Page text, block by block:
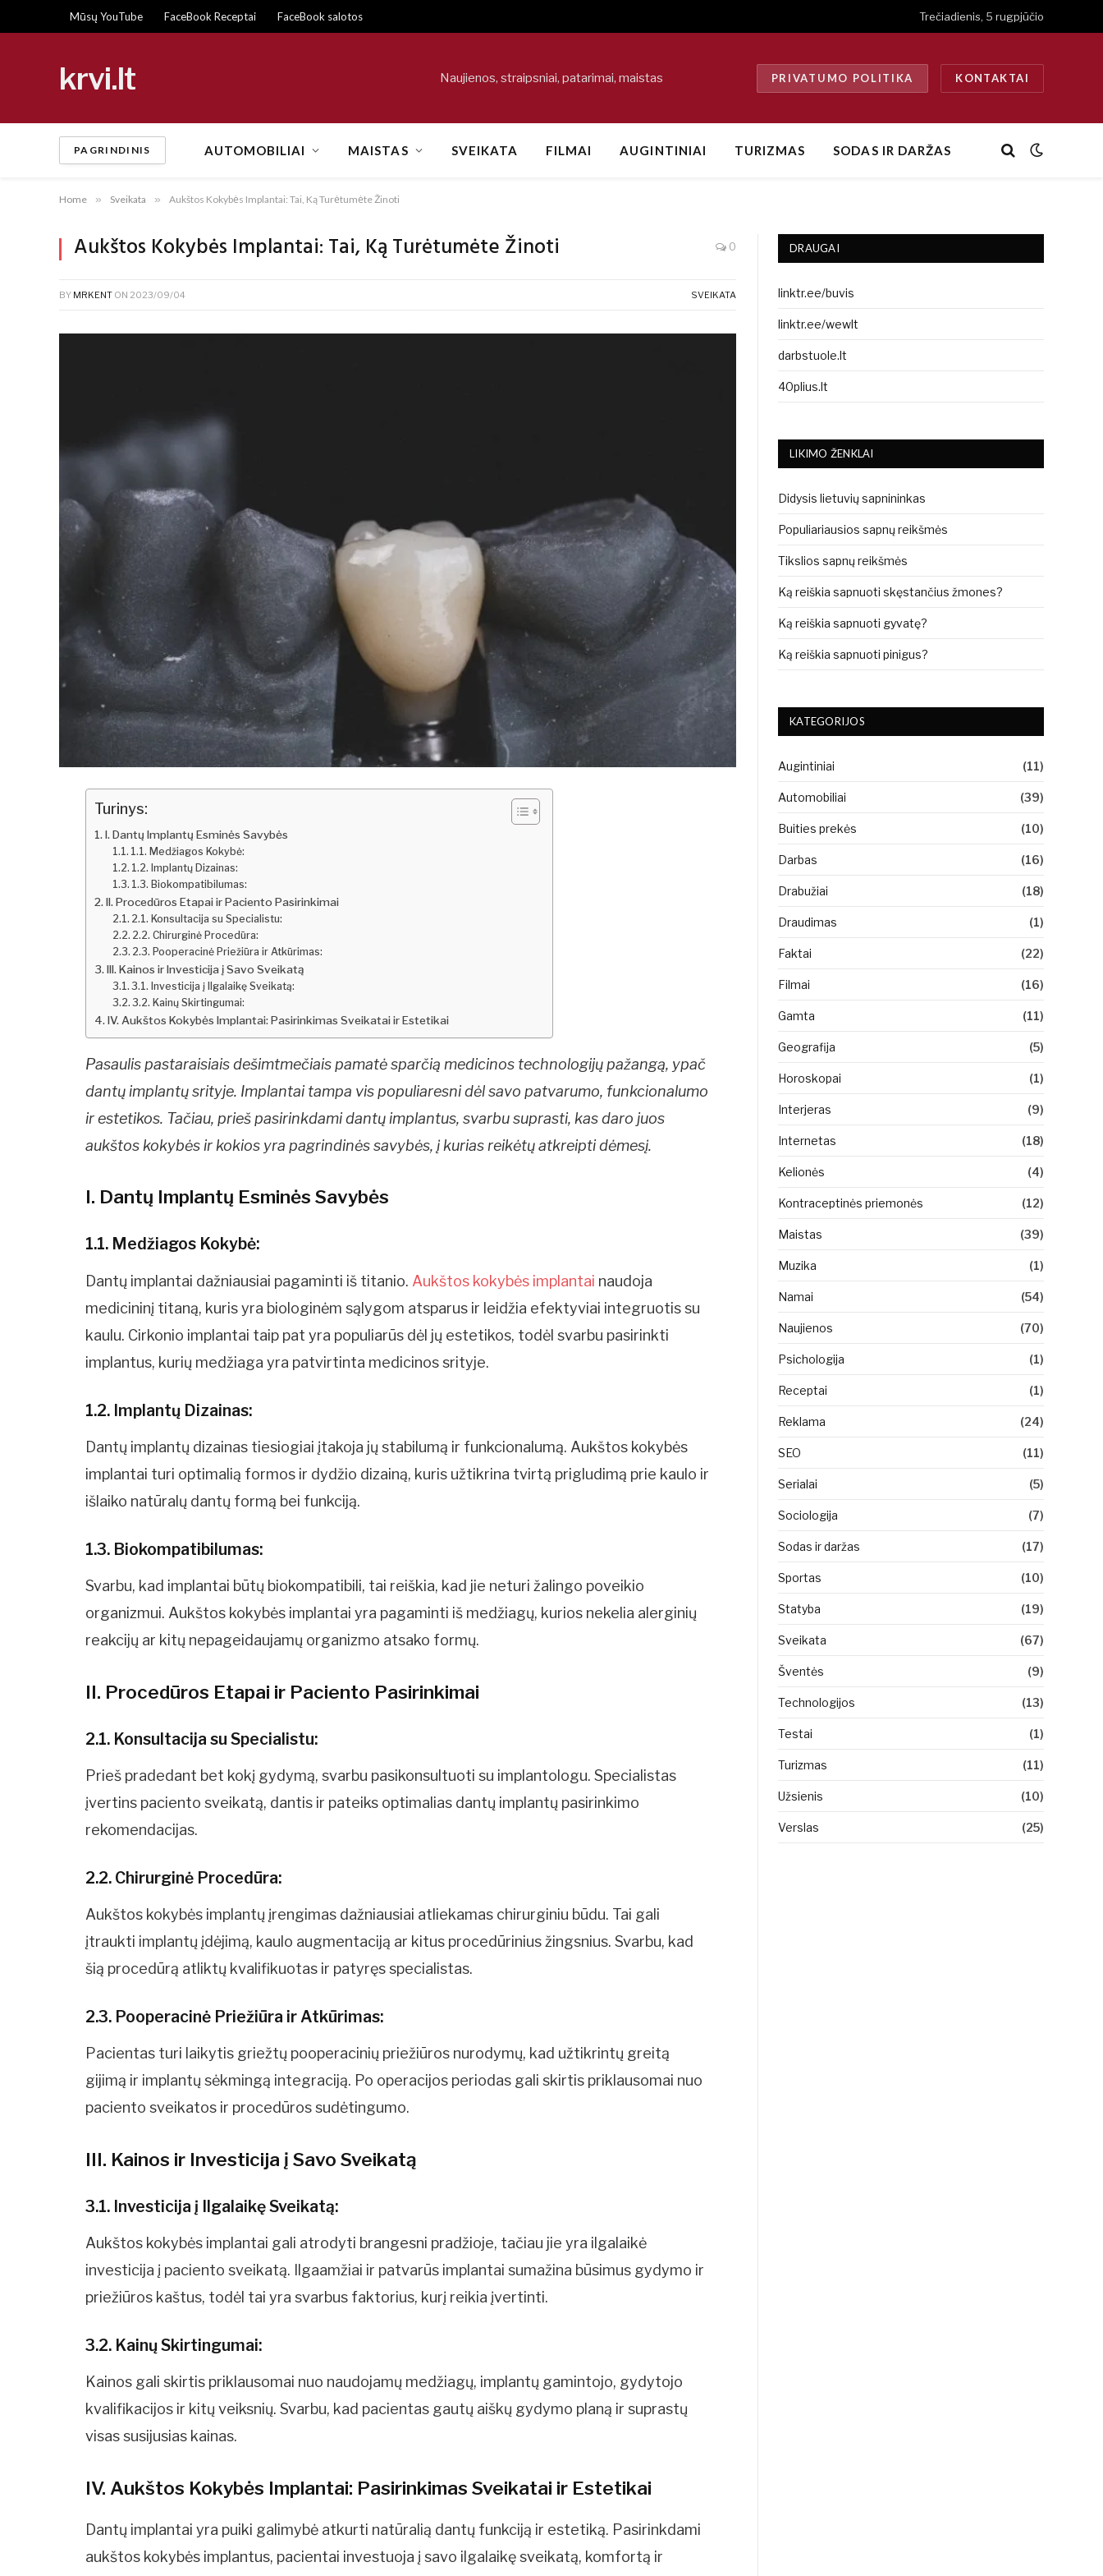
Mūsų YouTube FaceBook Receptai FaceBook salotos Trečiadienis, 5 rugpjūčio
krvi.lt Naujienos, straipsniai, patarimai, maistas PRIVATUMO POLITIKA KONTAKTAI
PAGRINDINIS AUTOMOBILIAI MAISTAS SVEIKATA FILMAI AUGINTINIAI TURIZMAS SODAS IR DARŽAS
Home » Sveikata » Aukštos Kokybės Implantai: Tai, Ką Turėtumėte Žinoti
Aukštos Kokybės Implantai: Tai, Ką Turėtumėte Žinoti 0
BY MRKENT ON 2023/09/04 SVEIKATA
Turinys:
I. Dantų Implantų Esminės Savybės
1.1. Medžiagos Kokybė:
1.2. Implantų Dizainas:
1.3. Biokompatibilumas:
II. Procedūros Etapai ir Paciento Pasirinkimai
2.1. Konsultacija su Specialistu:
2.2. Chirurginė Procedūra:
2.3. Pooperacinė Priežiūra ir Atkūrimas:
III. Kainos ir Investicija į Savo Sveikatą
3.1. Investicija į Ilgalaikę Sveikatą:
3.2. Kainų Skirtingumai:
IV. Aukštos Kokybės Implantai: Pasirinkimas Sveikatai ir Estetikai
Pasaulis pastaraisiais dešimtmečiais pamatė sparčią medicinos technologijų pažangą, ypač
dantų implantų srityje. Implantai tampa vis populiaresni dėl savo patvarumo, funkcionalumo
ir estetikos. Tačiau, prieš pasirinkdami dantų implantus, svarbu suprasti, kas daro juos
aukštos kokybės ir kokios yra pagrindinės savybės, į kurias reikėtų atkreipti dėmesį.
I. Dantų Implantų Esminės Savybės
1.1. Medžiagos Kokybė:
Dantų implantai dažniausiai pagaminti iš titanio. Aukštos kokybės implantai naudoja
medicininį titaną, kuris yra biologinėm sąlygom atsparus ir leidžia efektyviai integruotis su
kaulu. Cirkonio implantai taip pat yra populiarūs dėl jų estetikos, todėl svarbu pasirinkti
implantus, kurių medžiaga yra patvirtinta medicinos srityje.
1.2. Implantų Dizainas:
Dantų implantų dizainas tiesiogiai įtakoja jų stabilumą ir funkcionalumą. Aukštos kokybės
implantai turi optimalią formos ir dydžio dizainą, kuris užtikrina tvirtą prigludimą prie kaulo ir
išlaiko natūralų dantų formą bei funkciją.
1.3. Biokompatibilumas:
Svarbu, kad implantai būtų biokompatibili, tai reiškia, kad jie neturi žalingo poveikio
organizmui. Aukštos kokybės implantai yra pagaminti iš medžiagų, kurios nekelia alerginių
reakcijų ar kitų nepageidaujamų organizmo atsako formų.
II. Procedūros Etapai ir Paciento Pasirinkimai
2.1. Konsultacija su Specialistu:
Prieš pradedant bet kokį gydymą, svarbu pasikonsultuoti su implantologu. Specialistas
įvertins paciento sveikatą, dantis ir pateiks optimalias dantų implantų pasirinkimo
rekomendacijas.
2.2. Chirurginė Procedūra:
Aukštos kokybės implantų įrengimas dažniausiai atliekamas chirurginiu būdu. Tai gali
įtraukti implantų įdėjimą, kaulo augmentaciją ar kitus procedūrinius žingsnius. Svarbu, kad
šią procedūrą atliktų kvalifikuotas ir patyręs specialistas.
2.3. Pooperacinė Priežiūra ir Atkūrimas:
Pacientas turi laikytis griežtų pooperacinių priežiūros nurodymų, kad užtikrintų greitą
gijimą ir implantų sėkmingą integraciją. Po operacijos periodas gali skirtis priklausomai nuo
paciento sveikatos ir procedūros sudėtingumo.
III. Kainos ir Investicija į Savo Sveikatą
3.1. Investicija į Ilgalaikę Sveikatą:
Aukštos kokybės implantai gali atrodyti brangesni pradžioje, tačiau jie yra ilgalaikė
investicija į paciento sveikatą. Ilgaamžiai ir patvarūs implantai sumažina būsimus gydymo ir
priežiūros kaštus, todėl tai yra svarbus faktorius, kurį reikia įvertinti.
3.2. Kainų Skirtingumai:
Kainos gali skirtis priklausomai nuo naudojamų medžiagų, implantų gamintojo, gydytojo
kvalifikacijos ir kitų veiksnių. Svarbu, kad pacientas gautų aiškų gydymo planą ir suprastų
visas susijusias kainas.
IV. Aukštos Kokybės Implantai: Pasirinkimas Sveikatai ir Estetikai
Dantų implantai yra puiki galimybė atkurti natūralią dantų funkciją ir estetiką. Pasirinkdami
aukštos kokybės implantus, pacientai investuoja į savo ilgalaikę sveikatą, komfortą ir
DRAUGAI
linktr.ee/buvis
linktr.ee/wewlt
darbstuole.lt
40plius.lt
LIKIMO ŽENKLAI
Didysis lietuvių sapnininkas
Populiariausios sapnų reikšmės
Tikslios sapnų reikšmės
Ką reiškia sapnuoti skęstančius žmones?
Ką reiškia sapnuoti gyvatę?
Ką reiškia sapnuoti pinigus?
KATEGORIJOS
Augintiniai (11)
Automobiliai (39)
Buities prekės (10)
Darbas (16)
Drabužiai (18)
Draudimas (1)
Faktai (22)
Filmai (16)
Gamta (11)
Geografija (5)
Horoskopai (1)
Interjeras (9)
Internetas (18)
Kelionės (4)
Kontraceptinės priemonės (12)
Maistas (39)
Muzika (1)
Namai (54)
Naujienos (70)
Psichologija (1)
Receptai (1)
Reklama (24)
SEO (11)
Serialai (5)
Sociologija (7)
Sodas ir daržas (17)
Sportas (10)
Statyba (19)
Sveikata (67)
Šventės (9)
Technologijos (13)
Testai (1)
Turizmas (11)
Užsienis (10)
Verslas (25)